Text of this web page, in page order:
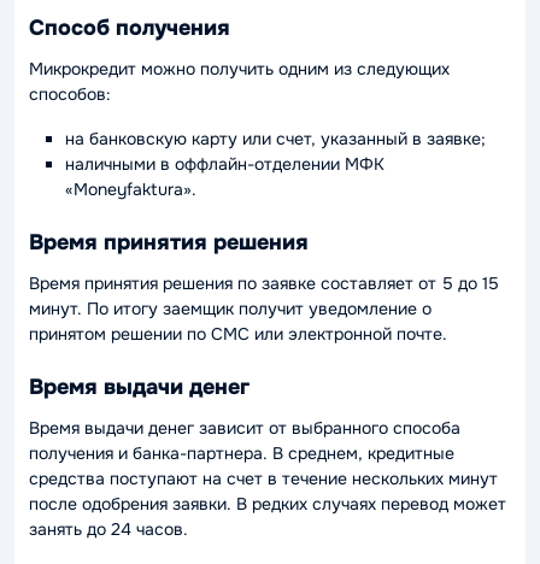
Способ получения
Микрокредит можно получить одним из следующих
способов:
на банковскую карту или счет, указанный в заявке;
наличными в оффлайн-отделении МФК
«Moneyfaktura».
Время принятия решения
Время принятия решения по заявке составляет от 5 до 15
минут. По итогу заемщик получит уведомление о
принятом решении по СМС или электронной почте.
Время выдачи денег
Время выдачи денег зависит от выбранного способа
получения и банка-партнера. В среднем, кредитные
средства поступают на счет в течение нескольких минут
после одобрения заявки. В редких случаях перевод может
занять до 24 часов.